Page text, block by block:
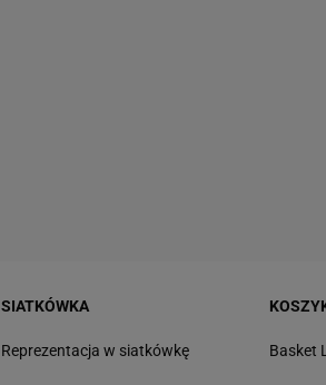
SIATKÓWKA
Reprezentacja w siatkówkę Basket